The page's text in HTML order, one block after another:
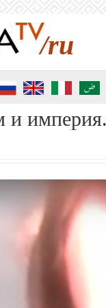
/ru
и